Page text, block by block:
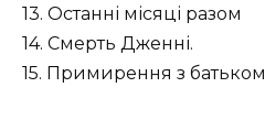
13. Останні місяці разом
14. Смерть Дженні.
15. Примирення з батьком